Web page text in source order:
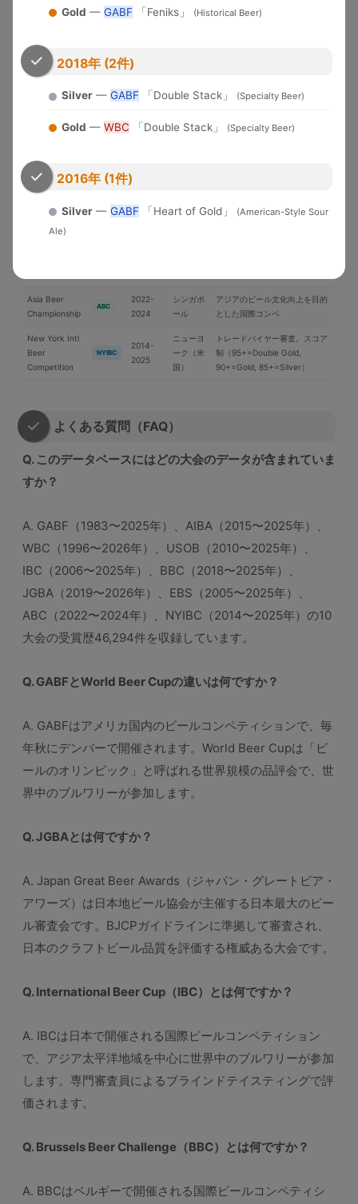
Gold — GABF 「Feniks」 (Historical Beer)
2018年 (2件)
Silver— GABF 「Double Stack」 (Specialty Beer)
Gold — WBC 「Double Stack」 (Specialty Beer)
2016年 (1件)
Silver— GABF 「Heart of Gold」
(American-Style Sour
Ale)
WBC
2026
U.S. Open
Beer
Championship
USOB
2025
2025
アジア太平洋地域中心の国際コ
グ審査
Brussels Beer
Challenge
2025
Japan Great
JGBA
2019-
2026
日本
日本最大のビール審査会。
BJCPガイドライン準拠
Asia Beer
Championship
ABC
2022-
2024
シンガポ
ール
アジアのビール文化向上を目的
とした国際コンペ
New York Intl
Beer
Competition
NYIBC
2014-
2025
ニューヨ
ーク（米
国）
トレードバイヤー審査。スコア
制（95+=Double Gold,
90+=Gold, 85+=Silver）
よくある質問（FAQ）
Q. このデータベースにはどの大会のデータが含まれていま
すか？
A. GABF（1983〜2025年）、AIBA（2015〜2025年）、
WBC（1996〜2026年）、USOB（2010〜2025年）、
IBC（2006〜2025年）、BBC（2018〜2025年）、
JGBA（2019〜2026年）、EBS（2005〜2025年）、
ABC（2022〜2024年）、NYIBC（2014〜2025年）の10
大会の受賞歴46,294件を収録しています。
Q. GABFとWorld Beer Cupの違いは何ですか？
A. GABFはアメリカ国内のビールコンペティションで、毎
年秋にデンバーで開催されます。World Beer Cupは「ビ
ールのオリンピック」と呼ばれる世界規模の品評会で、世
界中のブルワリーが参加します。
Q. JGBAとは何ですか？
A. Japan Great Beer Awards（ジャパン・グレートビア・
アワーズ）は日本地ビール協会が主催する日本最大のビー
ル審査会です。BJCPガイドラインに準拠して審査され、
日本のクラフトビール品質を評価する権威ある大会です。
Q. International Beer Cup（IBC）とは何ですか？
A. IBCは日本で開催される国際ビールコンペティション
で、アジア太平洋地域を中心に世界中のブルワリーが参加
します。専門審査員によるブラインドテイスティングで評
価されます。
Q. Brussels Beer Challenge（BBC）とは何ですか？
A. BBCはベルギーで開催される国際ビールコンペティシ